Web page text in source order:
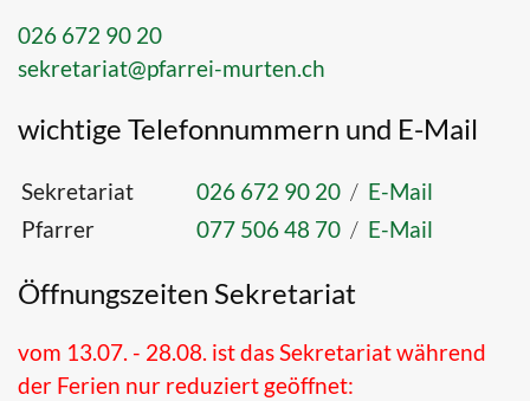
026 672 90 20
sekretariat@pfarrei-murten.ch
wichtige Telefonnummern und E-Mail
Sekretariat 026 672 90 20 / E-Mail
Pfarrer
077 506 48 70 / E-Mail
Öffnungszeiten Sekretariat
vom 13.07. - 28.08. ist das Sekretariat während
der Ferien nur reduziert geöffnet: